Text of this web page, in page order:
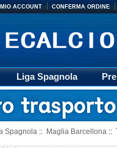
MIO ACCOUNT CONFERMA ORDINE
Liga Spagnola
Retro
Spagnola :: Maglia Barcellona ::